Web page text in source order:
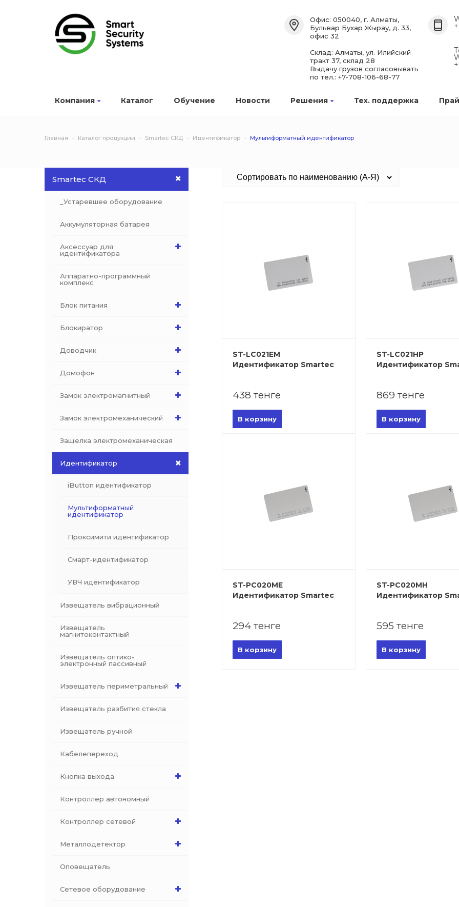
Компания Каталог Обучение Новости Решения Тех. поддержка
Офис: 050040, г. Алматы,
Бульвар Бухар Жырау, д. 33,
офис 32
Склад: Алматы, ул. Илийский
тракт 37, склад 28
Выдачу грузов согласовывать
по тел.: +7-708-106-68-77
Главная Каталог продукции Smartec СКД Идентификатор Мультиформатный идентификатор
Smartec СКД
_Устаревшее оборудование
Аккумуляторная батарея
Аксессуар для
идентификатора
Аппаратно-программный
комплекс
Блок питания
Блокиратор
Доводчик
Домофон
Замок электромагнитный
Замок электромеханический
Защелка электромеханическая
Идентификатор
iButton идентификатор
Мультиформатный
идентификатор
Проксимити идентификатор
Смарт-идентификатор
УВЧ идентификатор
Извещатель вибрационный
Извещатель
магнитоконтактный
Извещатель оптико-
электронный пассивный
Извещатель периметральный
Извещатель разбития стекла
Извещатель ручной
Кабелепереход
Кнопка выхода
Контроллер автономный
Контроллер сетевой
Металлодетектор
Оповещатель
Сетевое оборудование
ST-LC021EM
Идентификатор Smartec
438 тенге
В корзину
ST-LC021HP
Идентификатор
869 тенге
В корзину
ST-PC020ME
Идентификатор Smartec
294 тенге
В корзину
ST-PC020MH
Идентификатор
595 тенге
В корзину